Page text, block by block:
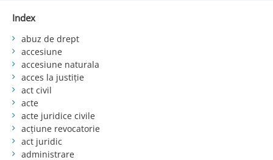
Index
abuz de drept
accesiune
accesiune naturala
acces la justiție
act civil
acte
acte juridice civile
acțiune revocatorie
act juridic
administrare